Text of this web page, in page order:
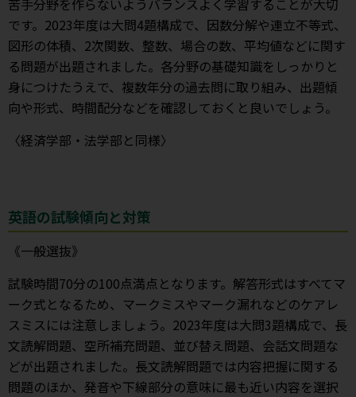
苦手分野を作らないようバランスよく学習することが大切
です。2023年度は大問4題構成で、因数分解や連立不等式、
図形の体積、2次関数、整数、場合の数、平均値などに関す
る問題が出題されました。各分野の基礎知識をしっかりと
身につけたうえで、複数年分の過去問に取り組み、出題傾
向や形式、時間配分などを確認しておくと良いでしょう。
〈経済学部・法学部と同様〉
英語の試験傾向と対策
《一般選抜》
試験時間70分の100点満点となります。解答形式はすべてマ
ーク式となるため、マークミスやマーク漏れなどのケアレ
スミスには注意しましょう。2023年度は大問3題構成で、長
文読解問題、空所補充問題、並び替え問題、会話文問題な
どが出題されました。長文読解問題では内容把握に関する
問題のほか、発音や下線部分の意味に最も近い内容を選択